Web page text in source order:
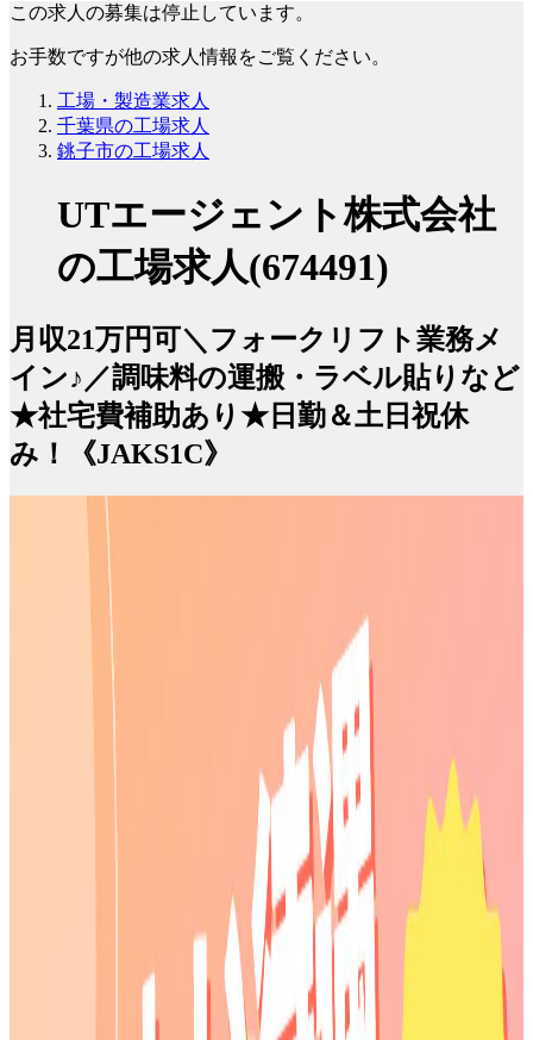
この求人の募集は停止しています。
お手数ですが他の求人情報をご覧ください。
工場・製造業求人
千葉県の工場求人
銚子市の工場求人
UTエージェント株式会社
の工場求人(674491)
月収21万円可＼フォークリフト業務メ
イン♪／調味料の運搬・ラベル貼りなど
★社宅費補助あり★日勤＆土日祝休
み！《JAKS1C》